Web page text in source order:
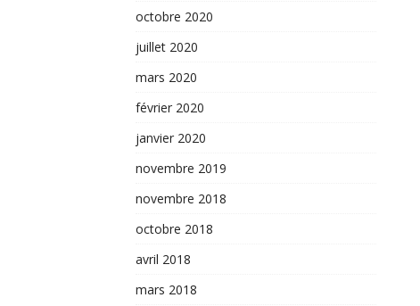
octobre 2020
juillet 2020
mars 2020
février 2020
janvier 2020
novembre 2019
novembre 2018
octobre 2018
avril 2018
mars 2018